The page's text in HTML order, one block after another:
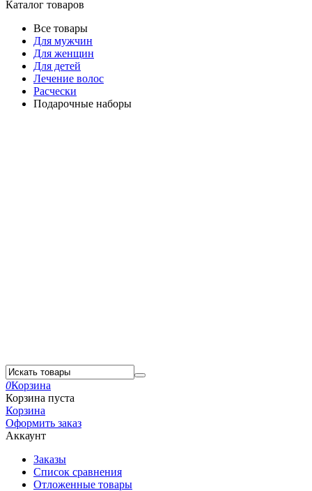
Каталог товаров
Все товары
Для мужчин
Для женщин
Для детей
Лечение волос
Расчески
Подарочные наборы
0Корзина
Корзина пуста
Корзина
Оформить заказ
Аккаунт
Заказы
Список сравнения
Отложенные товары